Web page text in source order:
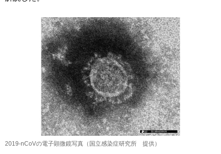
2019-nCoVの電子顕微鏡写真（国立感染症研究所 提供）